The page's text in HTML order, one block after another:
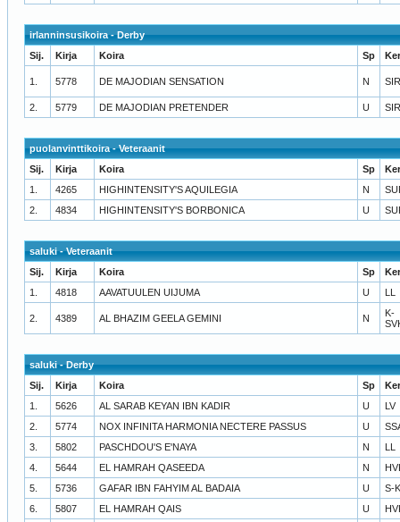
irlanninsusikoira - Derby
Sij.
Kirja Koira Sp
1. 5778 DE MAJODIAN SENSATION N
2. 5779 DE MAJODIAN PRETENDER U
puolanvinttikoira - Veteraanit
Sij.
Kirja Koira Sp
1.
4265 HIGHINTENSITY'S AQUILEGIA N
2.
4834 HIGHINTENSITY'S BORBONICA U
saluki - Veteraanit
Sij.
Kirja Koira Sp
1.
4818 AAVATUULEN UIJUMA U LL
2. 4389 AL BHAZIM GEELA GEMINI N
K-
saluki - Derby
Sij.
Kirja Koira Sp
1.
5626 AL SARAB KEYAN IBN KADIR U
LV
2.
5774 NOX INFINITA HARMONIA NECTERE PASSUS U
3.
5802 PASCHDOU'S E'NAYA N
LL
4.
5644 EL HAMRAH QASEEDA N
5.
5736 GAFAR IBN FAHYIM AL BADAIA U
S-
6.
5807 EL HAMRAH QAIS U